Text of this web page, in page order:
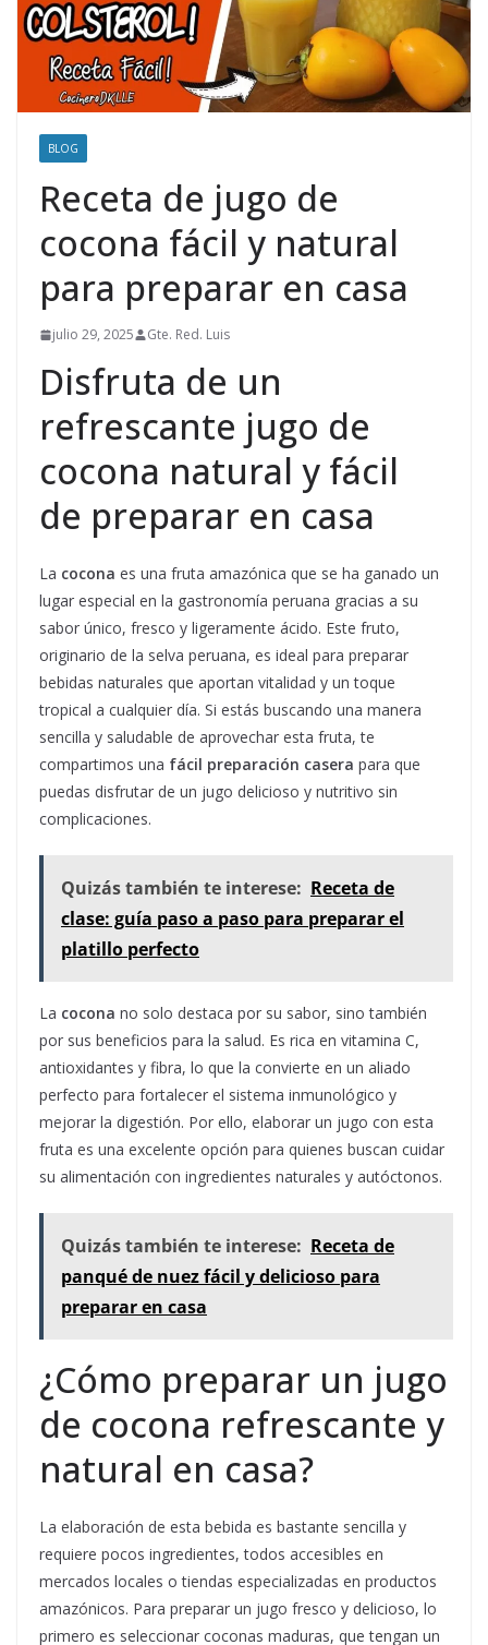
BLOG
Receta de jugo de
cocona fácil y natural
para preparar en casa
julio 29, 2025 Gte. Red. Luis
Disfruta de un
refrescante jugo de
cocona natural y fácil
de preparar en casa
La cocona es una fruta amazónica que se ha ganado un
lugar especial en la gastronomía peruana gracias a su
sabor único, fresco y ligeramente ácido. Este fruto,
originario de la selva peruana, es ideal para preparar
bebidas naturales que aportan vitalidad y un toque
tropical a cualquier día. Si estás buscando una manera
sencilla y saludable de aprovechar esta fruta, te
compartimos una fácil preparación casera para que
puedas disfrutar de un jugo delicioso y nutritivo sin
complicaciones.
Quizás también te interese: Receta de
clase: guía paso a paso para preparar el
platillo perfecto
La cocona no solo destaca por su sabor, sino también
por sus beneficios para la salud. Es rica en vitamina C,
antioxidantes y fibra, lo que la convierte en un aliado
perfecto para fortalecer el sistema inmunológico y
mejorar la digestión. Por ello, elaborar un jugo con esta
fruta es una excelente opción para quienes buscan cuidar
su alimentación con ingredientes naturales y autóctonos.
Quizás también te interese: Receta de
panqué de nuez fácil y delicioso para
preparar en casa
¿Cómo preparar un jugo
de cocona refrescante y
natural en casa?
La elaboración de esta bebida es bastante sencilla y
requiere pocos ingredientes, todos accesibles en
mercados locales o tiendas especializadas en productos
amazónicos. Para preparar un jugo fresco y delicioso, lo
primero es seleccionar coconas maduras, que tengan un